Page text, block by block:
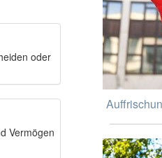
oder
Vermögen